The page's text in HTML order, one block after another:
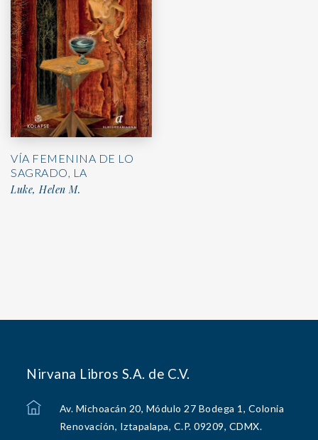
VÍA FEMENINA DE LO
SAGRADO, LA
Luke, Helen M.
Nirvana Libros S.A. de C.V.
Av. Michoacán 20, Módulo 27 Bodega 1, Colonia
Renovación, Iztapalapa, C.P. 09209, CDMX.